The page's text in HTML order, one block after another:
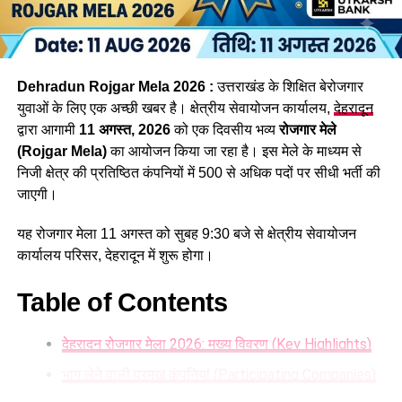
इसके समानांतर जिन रिक्त पदों के लिए आवेदन प्रक्रिया पूरी हो चुकी है,
उनकी परीक्षा भी दिसंबर तक करा ली जाएगी। इनमें व्यैक्तिक सहायक,
पशुधन प्रसार अधिकारी, विभिन्न सेवाओं के तकनीकी पद, सहायक
स्नातक स्तरीय पद सहित कुल 1470 पद शामिल हैं।
34 हजार भर्तियां, रोजगार बड़ी उपलब्धि
Dehradun Rojgar Mela 2026 :उत्तराखंड के शिक्षित बेरोजगार
युवाओं के लिए एक अच्छी खबर है। क्षेत्रीय सेवायोजन कार्यालय,देहरादून
द्वारा आगामी 11 अगस्त, 2026को एक दिवसीय भव्यरोजगार मेले
(Rojgar Mela)का आयोजन किया जा रहा है। इस मेले के माध्यम से
निजी क्षेत्र की प्रतिष्ठित कंपनियों में 500 से अधिक पदों पर सीधी भर्ती की
जाएगी।
यह रोजगार मेला 11 अगस्त को सुबह 9:30 बजे से क्षेत्रीय सेवायोजन
कार्यालय परिसर, देहरादून में शुरू होगा।
Table of Contents
देहरादून रोजगार मेला 2026: मुख्य विवरण (Key Highlights)